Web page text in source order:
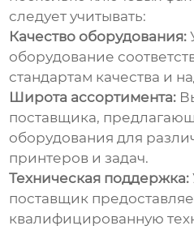
следует учитывать:
Качество оборудования:
оборудование
стандартам качества и
Широта ассортимента:
поставщика,
оборудования для
принтеров и задач.
Техническая поддержка:
поставщик
квалифицированную